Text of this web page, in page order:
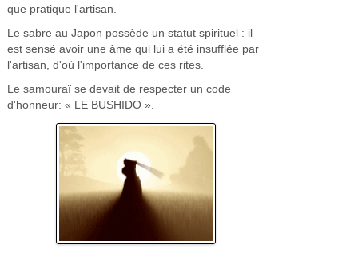
que pratique l'artisan.
Le sabre au Japon possède un statut spirituel : il
est sensé avoir une âme qui lui a été insufflée par
l'artisan, d'où l'importance de ces rites.
Le samouraï se devait de respecter un code
d'honneur: « LE BUSHIDO ».